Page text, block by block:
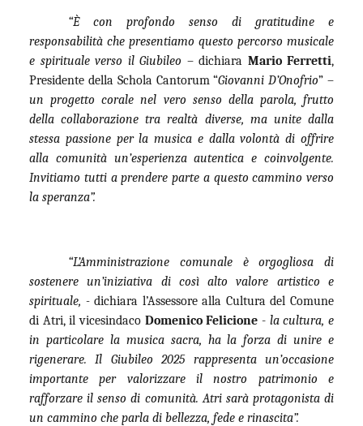
“È con profondo senso di gratitudine e
responsabilità che presentiamo questo percorso musicale
e spirituale verso il Giubileo – dichiara Mario Ferretti,
Presidente della Schola Cantorum “Giovanni D’Onofrio” –
un progetto corale nel vero senso della parola, frutto
della collaborazione tra realtà diverse, ma unite dalla
stessa passione per la musica e dalla volontà di offrire
alla comunità un’esperienza autentica e coinvolgente.
Invitiamo tutti a prendere parte a questo cammino verso
la speranza”.
“L’Amministrazione comunale è orgogliosa di
sostenere un’iniziativa di così alto valore artistico e
spirituale, -dichiara l’Assessore alla Cultura del Comune
di Atri, il vicesindaco Domenico Felicione - la cultura, e
in particolare la musica sacra, ha la forza di unire e
rigenerare. Il Giubileo 2025 rappresenta un’occasione
importante per valorizzare il nostro patrimonio e
rafforzare il senso di comunità. Atri sarà protagonista di
un cammino che parla di bellezza, fede e rinascita”.